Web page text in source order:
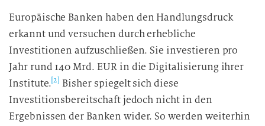
Europäische Banken haben den Handlungsdruck
erkannt und versuchen durch erhebliche
Investitionen aufzuschließen. Sie investieren pro
Jahr rund 140 Mrd. EUR in die Digitalisierung ihrer
Institute.[2] Bisher spiegelt sich diese
Investitionsbereitschaft jedoch nicht in den
Ergebnissen der Banken wider. So werden weiterhin